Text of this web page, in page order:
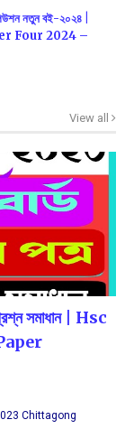
নতুন বই-২০২৪ |
Four 2024 –
View all
সমাধান | Hsc
2023 Chittagong